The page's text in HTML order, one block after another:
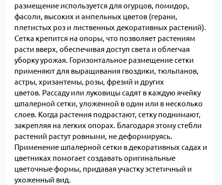
размещение используется для огурцов, помидор,
фасоли, высоких и ампельных цветов (герани,
плетистых роз и лиственных декоративных растений).
Сетка крепится на опоры, что позволяет растениям
расти вверх, обеспечивая доступ света и облегчая
уборку урожая. Горизонтальное размещение сетки
применяют для выращивания гвоздики, тюльпанов,
астры, хризантемы, розы, фрезий и других
цветов. Рассаду или луковицы садят в каждую ячейку
шпалерной сетки, уложенной в один или в несколько
слоев. Когда растения подрастают, сетку поднимают,
закрепляя на легких опорах. Благодаря этому стебли
растений растут ровными, не деформируясь.
Применение шпалерной сетки в декоративных садах и
цветниках помогает создавать оригинальные
цветочные формы, придавая участку эстетичный и
ухоженный вид.